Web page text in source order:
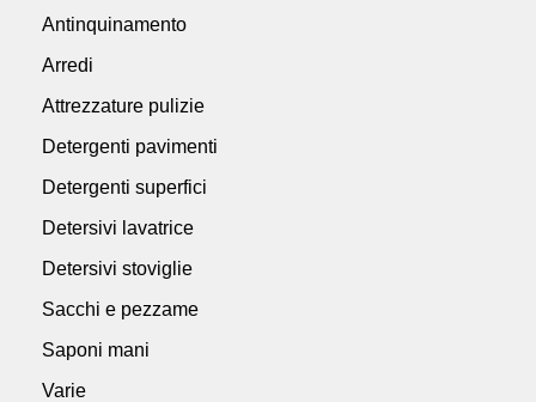
Antinquinamento
Arredi
Attrezzature pulizie
Detergenti pavimenti
Detergenti superfici
Detersivi lavatrice
Detersivi stoviglie
Sacchi e pezzame
Saponi mani
Varie